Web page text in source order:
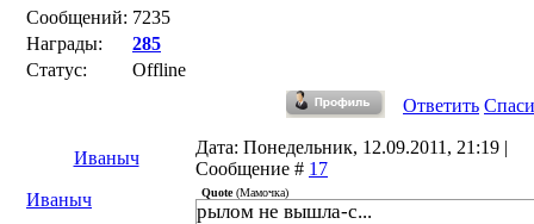
Сообщений: 7235
Награды:
285
Статус:
Offline
Ответить
Иваныч
Дата: Понедельник, 12.09.2011, 21:19 |
Сообщение # 17
Иваныч
Quote(Мамочка)
рылом не вышла-с...